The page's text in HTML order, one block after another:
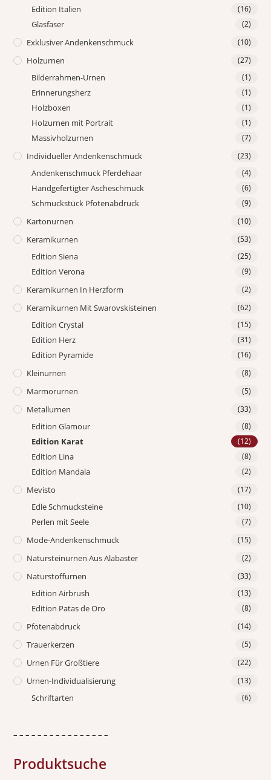
Edition Italien (16)
Glasfaser (2)
Exklusiver Andenkenschmuck (10)
Holzurnen (27)
Bilderrahmen-Urnen (1)
Erinnerungsherz (1)
Holzboxen (1)
Holzurnen mit Portrait (1)
Massivholzurnen (7)
Individueller Andenkenschmuck (23)
Andenkenschmuck Pferdehaar (4)
Handgefertigter Ascheschmuck (6)
Schmuckstück Pfotenabdruck (9)
Kartonurnen (10)
Keramikurnen (53)
Edition Siena (25)
Edition Verona (9)
Keramikurnen In Herzform (2)
Keramikurnen Mit Swarovskisteinen (62)
Edition Crystal (15)
Edition Herz (31)
Edition Pyramide (16)
Kleinurnen (8)
Marmorurnen (5)
Metallurnen (33)
Edition Glamour (8)
Edition Karat (12)
Edition Lina (8)
Edition Mandala (2)
Mevisto (17)
Edle Schmucksteine (10)
Perlen mit Seele (7)
Mode-Andenkenschmuck (15)
Natursteinurnen Aus Alabaster (2)
Naturstoffurnen (33)
Edition Airbrush (13)
Edition Patas de Oro (8)
Pfotenabdruck (14)
Trauerkerzen (5)
Urnen Für Großtiere (22)
Urnen-Individualisierung (13)
Schriftarten (6)
– – – – – – – – – – – – – – – –
Produktsuche